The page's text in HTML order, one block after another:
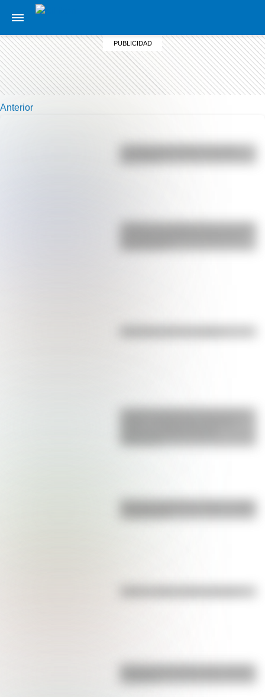
Anterior
¿Sabías que Argentina tuvo la torre
La gran hazaña del Cruce de los
continente
Bandera de Bolivia: historia, origen
Bandera de Ecuador para colorear